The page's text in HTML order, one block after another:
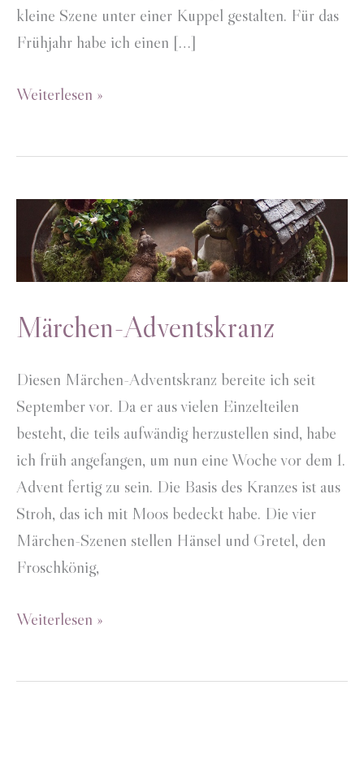
kleine Szene unter einer Kuppel gestalten. Für das
Frühjahr habe ich einen […]
Frühlingsszene
Weiterlesen »
Märchen-Adventskranz
Diesen Märchen-Adventskranz bereite ich seit
September vor. Da er aus vielen Einzelteilen
besteht, die teils aufwändig herzustellen sind, habe
ich früh angefangen, um nun eine Woche vor dem 1.
Advent fertig zu sein. Die Basis des Kranzes ist aus
Stroh, das ich mit Moos bedeckt habe. Die vier
Märchen-Szenen stellen Hänsel und Gretel, den
Froschkönig,
Märchen-
Weiterlesen »